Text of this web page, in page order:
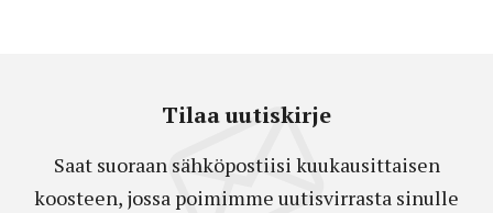
Tilaa uutiskirje
Saat suoraan sähköpostiisi kuukausittaisen
koosteen, jossa poimimme uutisvirrasta sinulle